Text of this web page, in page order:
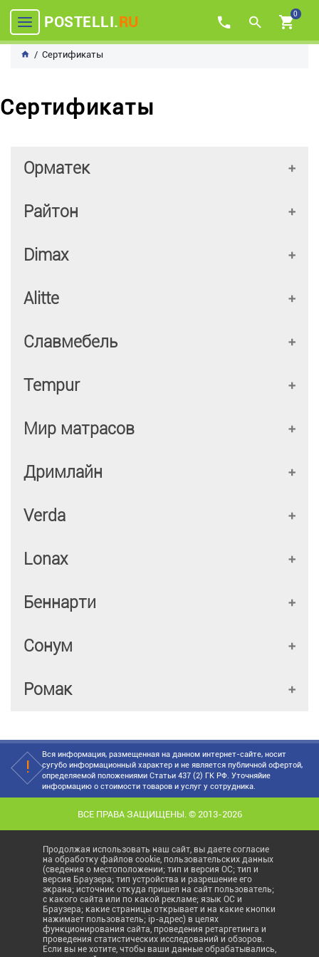
POSTELLI.RU 0
Сертификаты
Сертификаты
Орматек
Райтон
Dimax
Alitte
Славмебель
Tempur
Мир матрасов
Дримлайн
Verda
Lonax
Беннарти
Сонум
Ромак
Вся информация, размещенная на данном интернет-сайте, носит
сугубо информационный характер и не является публичной офертой,
определяемой положениями Статьи 437 (2) ГК РФ. Уточняйие
информацию о стоимости товаров и услуг у сотрудника.
ВСЕ ПРАВА ЗАЩИЩЕНЫ. © 2013-2026
Продолжая использовать наш сайт, вы даете согласие
на обработку файлов cookie, пользовательских данных
(сведения о местоположении; тип и версия ОС; тип и
версия Браузера; тип устройства и разрешение его
экрана; источник откуда пришел на сайт пользователь;
с какого сайта или по какой рекламе; язык ОС и
Браузера; какие страницы открывает и на какие кнопки
нажимает пользователь; ip-адрес) в целях
функционирования сайта, проведения ретаргетинга и
проведения статистических исследований и обзоров.
Если вы не хотите, чтобы ваши данные обрабатывались,